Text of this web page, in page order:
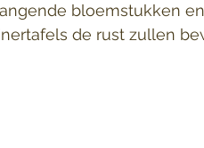
bloemstukken
de rust zullen